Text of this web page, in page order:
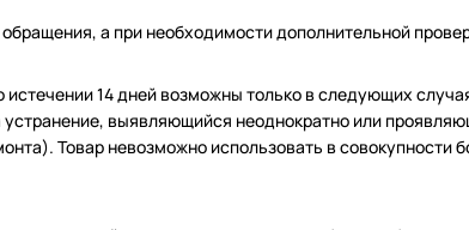
а при необходимости дополнительной
истечении 14 дней возможны только в следующих
выявляющийся неоднократно или
Товар невозможно использовать в совокупности